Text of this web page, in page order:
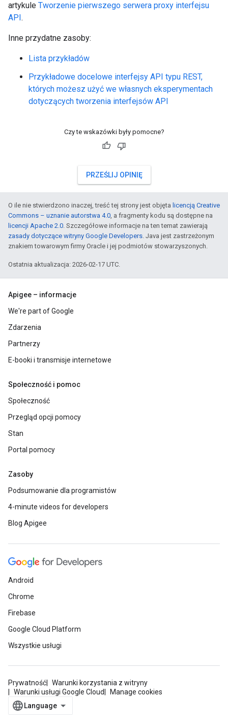
artykule Tworzenie pierwszego serwera proxy interfejsu
API.
Inne przydatne zasoby:
Lista przykładów
Przykładowe docelowe interfejsy API typu REST,
których możesz użyć we własnych eksperymentach
dotyczących tworzenia interfejsów API
Czy te wskazówki były pomocne?
PRZEŚLIJ OPINIĘ
O ile nie stwierdzono inaczej, treść tej strony jest objęta licencją Creative
Commons – uznanie autorstwa 4.0, a fragmenty kodu są dostępne na
licencji Apache 2.0. Szczegółowe informacje na ten temat zawierają
zasady dotyczące witryny Google Developers. Java jest zastrzeżonym
znakiem towarowym firmy Oracle i jej podmiotów stowarzyszonych.
Ostatnia aktualizacja: 2026-02-17 UTC.
Apigee – informacje
We're part of Google
Zdarzenia
Partnerzy
E-booki i transmisje internetowe
Społeczność i pomoc
Społeczność
Przegląd opcji pomocy
Stan
Portal pomocy
Zasoby
Podsumowanie dla programistów
4-minute videos for developers
Blog Apigee
Android
Chrome
Firebase
Google Cloud Platform
Wszystkie usługi
Prywatność
Warunki korzystania z witryny
Warunki usługi Google Cloud
Manage cookies